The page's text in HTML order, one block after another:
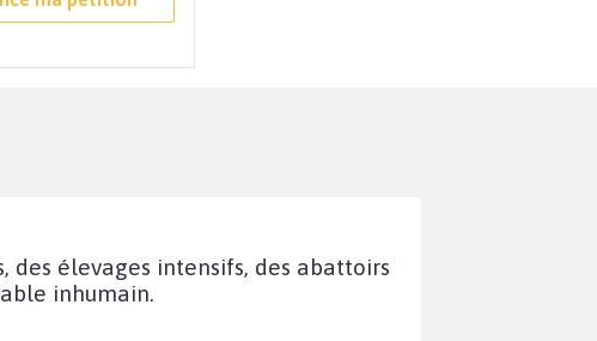
des élevages intensifs, des abattoirs
inhumain.